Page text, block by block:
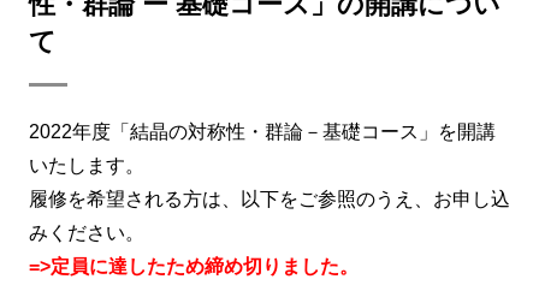
て
2022年度「結晶の対称性・群論－基礎コース」を開講
いたします。
履修を希望される方は、以下をご参照のうえ、お申し込
みください。
=>定員に達したため締め切りました。